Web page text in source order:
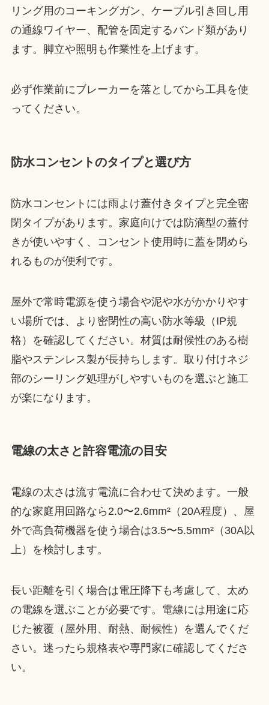
リング用のコーキングガン、ケーブル引き回し用
の通線ワイヤー、配管を固定するバンド類があり
ます。脚立や照明も作業性を上げます。
必ず作業前にブレーカーを落としてから工具を使
ってください。
防水コンセントのタイプと選び方
防水コンセントには雨よけ蓋付きタイプと完全密
閉タイプがあります。家庭向けでは防滴型の蓋付
きが使いやすく、コンセント使用時に蓋を閉めら
れるものが便利です。
屋外で常時電源を使う場合や泥や水がかかりやす
い場所では、より密閉性の高い防水等級（IP規
格）を確認してください。材質は耐候性のある樹
脂やステンレス製が長持ちします。取り付けネジ
部のシーリング処理がしやすいものを選ぶと施工
が楽になります。
電線の太さと許容電流の目安
電線の太さは流す電流に合わせて決めます。一般
的な家庭用回路なら2.0〜2.6mm²（20A程度）、屋
外で高負荷機器を使う場合は3.5〜5.5mm²（30A以
上）を検討します。
長い距離を引く場合は電圧降下も考慮して、太め
の電線を選ぶことが必要です。電線には用途に応
じた被覆（屋外用、耐熱、耐候性）を選んでくだ
さい。迷ったら規格表や専門家に確認してくださ
い。